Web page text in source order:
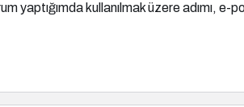
yaptığımda kullanılmak üzere adımı,